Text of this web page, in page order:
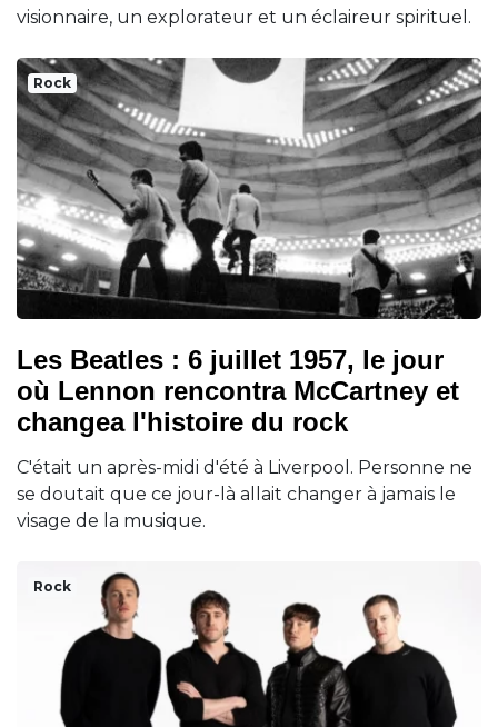
visionnaire, un explorateur et un éclaireur spirituel.
Rock
Les Beatles : 6 juillet 1957, le jour
où Lennon rencontra McCartney et
changea l'histoire du rock
C'était un après-midi d'été à Liverpool. Personne ne
se doutait que ce jour-là allait changer à jamais le
visage de la musique.
Rock